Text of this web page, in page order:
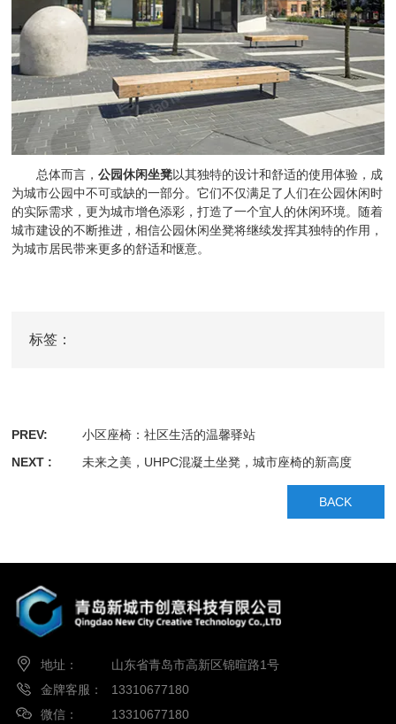
总体而言，公园休闲坐凳以其独特的设计和舒适的使用体验，成
为城市公园中不可或缺的一部分。它们不仅满足了人们在公园休闲时
的实际需求，更为城市增色添彩，打造了一个宜人的休闲环境。随着
城市建设的不断推进，相信公园休闲坐凳将继续发挥其独特的作用，
为城市居民带来更多的舒适和惬意。
标签：
PREV:
小区座椅：社区生活的温馨驿站
NEXT :
未来之美，UHPC混凝土坐凳，城市座椅的新高度
BACK
地址：
山东省青岛市高新区锦暄路1号
金牌客服：
13310677180
微信：
13310677180